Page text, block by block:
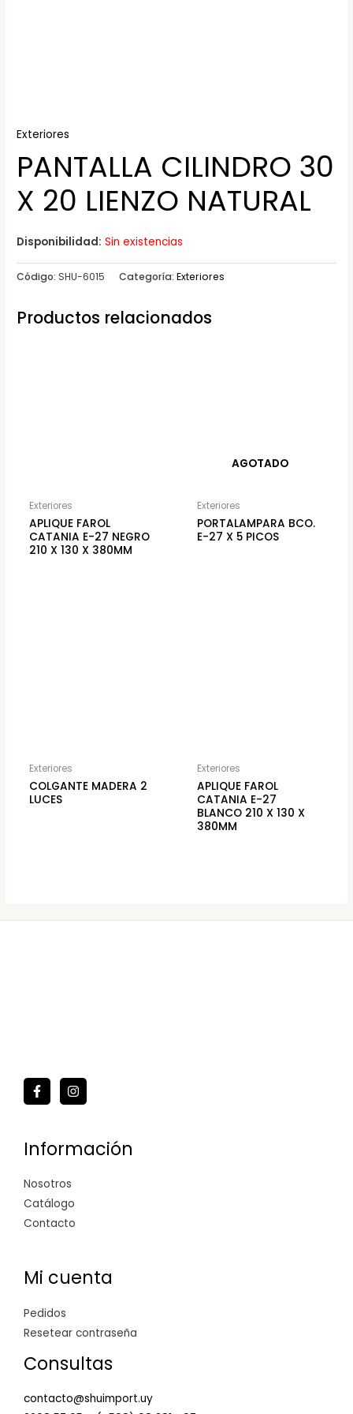
Exteriores
PANTALLA CILINDRO 30
X 20 LIENZO NATURAL
Disponibilidad: Sin existencias
Código:SHU-6015 Categoría:Exteriores
Productos relacionados
Exteriores
APLIQUE FAROL
CATANIA E-27 NEGRO
210 X 130 X 380MM
AGOTADO
Exteriores
PORTALAMPARA BCO.
E-27 X 5 PICOS
Exteriores
COLGANTE MADERA 2
LUCES
Exteriores
APLIQUE FAROL
CATANIA E-27
BLANCO 210 X 130 X
380MM
Información
Nosotros
Catálogo
Contacto
Mi cuenta
Pedidos
Resetear contraseña
Consultas
contacto@shuimport.uy